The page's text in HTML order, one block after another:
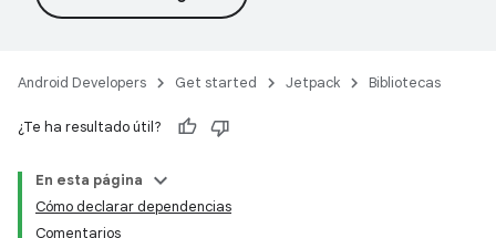
Android Developers Get started Jetpack Bibliotecas
¿Te ha resultado útil?
En esta página
Cómo declarar dependencias
Comentarios